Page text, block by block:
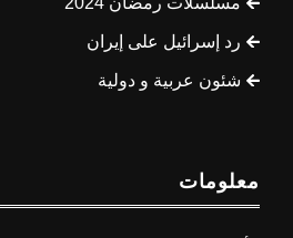
رد إسرائيل على إيران
شئون عربية و دولية
معلومات